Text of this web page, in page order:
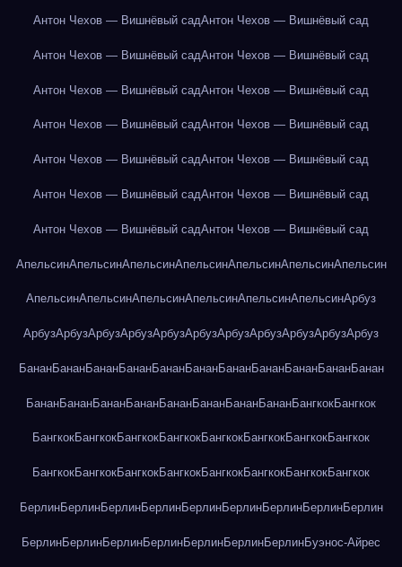
Антон Чехов — Вишнёвый садАнтон Чехов — Вишнёвый сад
Антон Чехов — Вишнёвый садАнтон Чехов — Вишнёвый сад
Антон Чехов — Вишнёвый садАнтон Чехов — Вишнёвый сад
Антон Чехов — Вишнёвый садАнтон Чехов — Вишнёвый сад
Антон Чехов — Вишнёвый садАнтон Чехов — Вишнёвый сад
Антон Чехов — Вишнёвый садАнтон Чехов — Вишнёвый сад
Антон Чехов — Вишнёвый садАнтон Чехов — Вишнёвый сад
АпельсинАпельсинАпельсинАпельсинАпельсинАпельсинАпельсин
АпельсинАпельсинАпельсинАпельсинАпельсинАпельсинАрбуз
АрбузАрбузАрбузАрбузАрбузАрбузАрбузАрбузАрбузАрбузАрбуз
БананБананБананБананБананБананБананБананБананБананБанан
БананБананБананБананБананБананБананБананБангкокБангкок
БангкокБангкокБангкокБангкокБангкокБангкокБангкокБангкок
БангкокБангкокБангкокБангкокБангкокБангкокБангкокБангкок
БерлинБерлинБерлинБерлинБерлинБерлинБерлинБерлинБерлин
БерлинБерлинБерлинБерлинБерлинБерлинБерлинБуэнос-Айрес